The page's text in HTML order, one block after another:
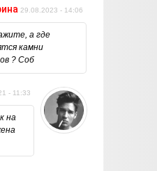
29.08.2023 - 14:06
а где
камни
? Соб
- 11:33
на